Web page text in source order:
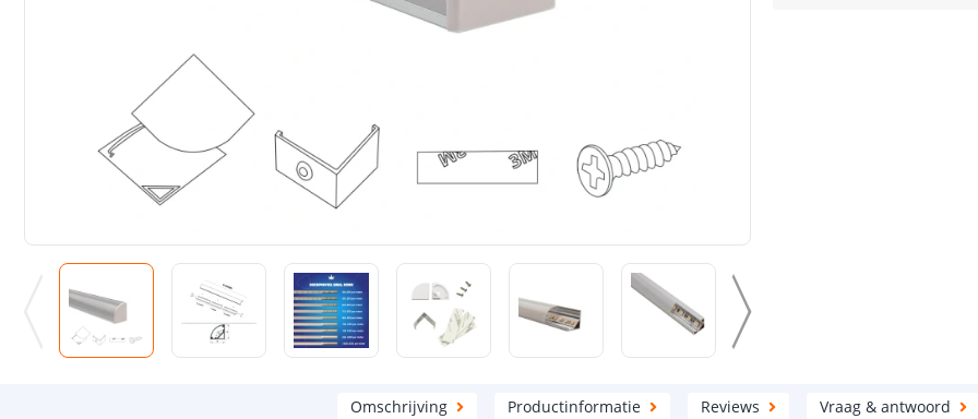
Omschrijving Productinformatie Reviews Vraag & antwoord